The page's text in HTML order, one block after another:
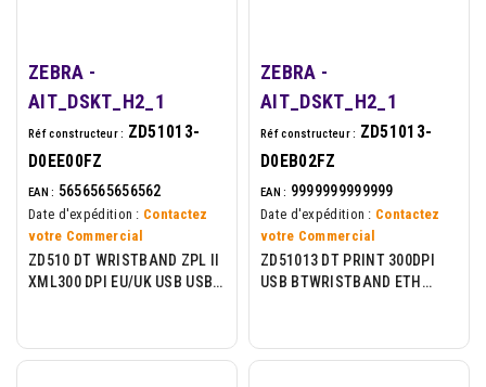
ZEBRA -
AIT_DSKT_H2_1
Réf constructeur : ZD51013-
D0EE00FZ
EAN : 5656565656562
Date d'expédition : Contactez
votre Commercial
ZD510 DT WRISTBAND ZPL II
XML300 DPI EU/UK USB USB
ZEBRA -
AIT_DSKT_H2_1
Réf constructeur : ZD51013-
D0EB02FZ
EAN : 9999999999999
Date d'expédition : Contactez
votre Commercial
ZD51013 DT PRINT 300DPI
USB BTWRISTBAND ETH